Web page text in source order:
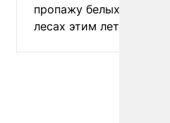
пропажу белых грибов
лесах этим летом